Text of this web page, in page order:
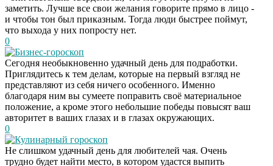
заметить. Лучше все свои желания говорите прямо в лицо -
и чтобы тон был приказным. Тогда люди быстрее поймут,
что выхода у них попросту нет.
0
Бизнес-гороскоп
Сегодня необыкновенно удачный день для подработки.
Приглядитесь к тем делам, которые на первый взгляд не
представляют из себя ничего особенного. Именно
благодаря ним вы сумеете поправить своё материальное
положение, а кроме этого небольшие победы повысят ваш
авторитет в ваших глазах и в глазах окружающих.
0
Кулинарный гороскоп
Не слишком удачный день для любителей чая. Очень
трудно будет найти место, в котором удастся выпить